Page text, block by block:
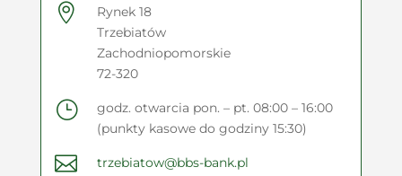

Rynek 18
Trzebiatów
Zachodniopomorskie
72-320
}
godz. otwarcia pon. – pt. 08:00 – 16:00
(punkty kasowe do godziny 15:30)
 trzebiatow@bbs-bank.pl